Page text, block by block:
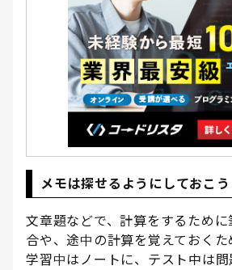
メモは探せるようにしておこう
文章題などで、計算をするため
合や、途中の計算を覚えておく
学習中はノートに、テスト中は